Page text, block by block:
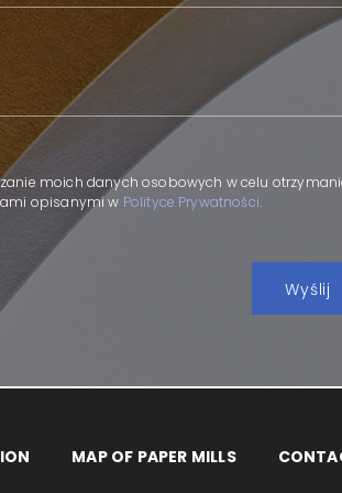
moich danych osobowych w celu
opisanymi w Polityce Prywatności.
MAP OF PAPER MILLS